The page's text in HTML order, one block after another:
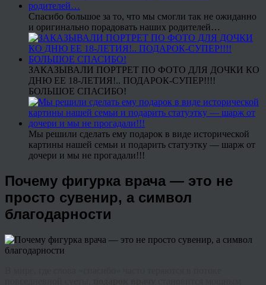
Спасибо большое за то, что мы смогли так не ожиданно
и оригинально порадовать наших родителей…
ЗАКАЗЫВАЛИ ПОРТРЕТ ПО ФОТО ДЛЯ ДОЧКИ КО
ДНЮ ЕЕ 18-ЛЕТИЯ!.. ПОДАРОК-СУПЕР!!!!
БОЛЬШОЕ СПАСИБО!
Мы решили сделать ему подарок в виде исторической
картины нашей семьи и подарить статуэтку — шарж от
дочери и мы не прогадали!!!
Почему фигурка врача — это не
просто сувенир, а символ
благодарности